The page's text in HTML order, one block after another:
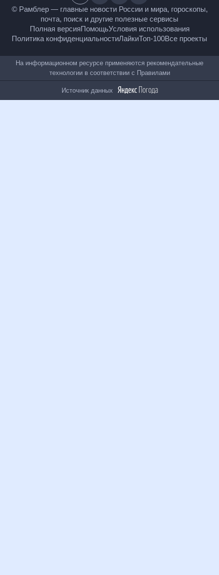
© Рамблер — главные новости России и мира,
Полная версияПомощьУсловия использования
Политика конфиденциальностиЛайкиТоп-100
Все проекты
18+
На информационном ресурсе применяются